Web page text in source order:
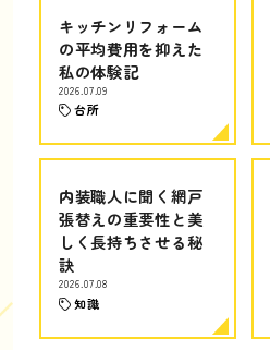
キッチンリフォーム
の平均費用を抑えた
私の体験記
2026.07.09
台所
内装職人に聞く網戸
張替えの重要性と美
しく長持ちさせる秘
訣
2026.07.08
知識